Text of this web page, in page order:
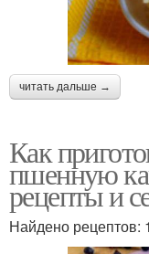
читать дальше →
Как
пшенную
рецепты и
Найдено рецептов: